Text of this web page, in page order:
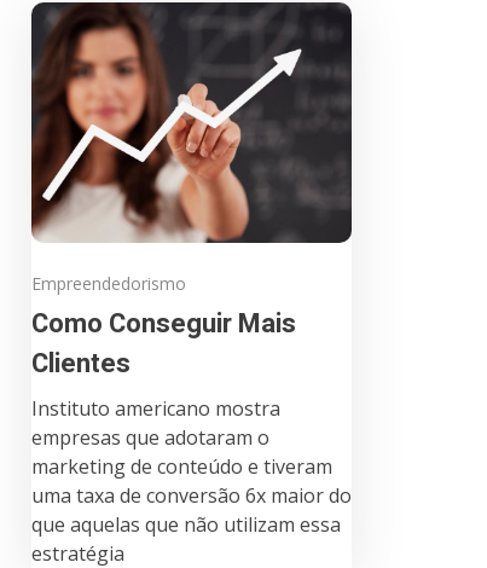
Empreendedorismo
Como Conseguir Mais
Clientes
Instituto americano mostra
empresas que adotaram o
marketing de conteúdo e tiveram
uma taxa de conversão 6x maior do
que aquelas que não utilizam essa
estratégia